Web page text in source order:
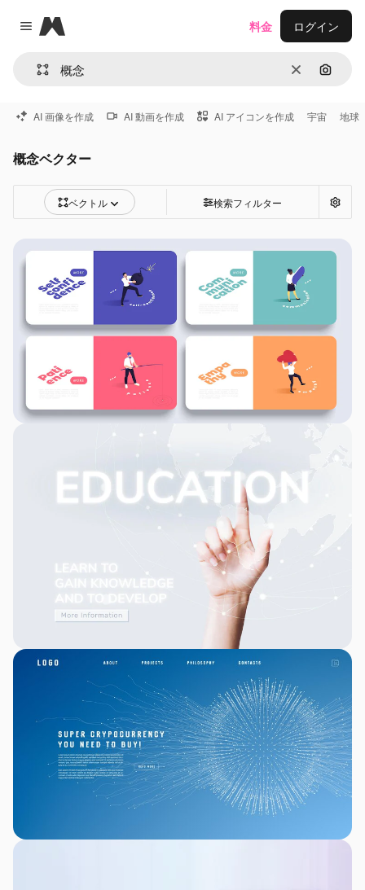
Close menu
Magnific
消去 画像で
料金 ログイン
AI 画像を作成 AI 動画を作成 AI アイコンを作成 宇宙 地球
概念ベクター
ベクトル 検索フィルター